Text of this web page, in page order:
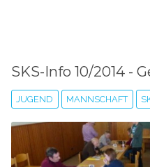
SKS-Info 10/2014 -
JUGEND MANNSCHAFT